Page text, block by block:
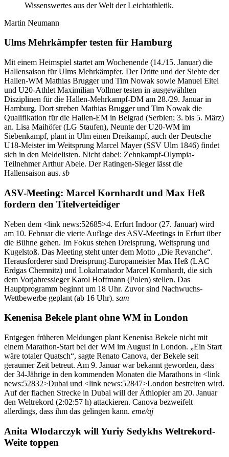
Wissenswertes aus der Welt der Leichtathletik.
Martin Neumann
Ulms Mehrkämpfer testen für Hamburg
Mit einem Heimspiel startet am Wochenende (14./15. Januar) die
Hallensaison für Ulms Mehrkämpfer. Der Dritte und der Siebte der
Hallen-WM Mathias Brugger und Tim Nowak sowie Manuel Eitel
und U20-Athlet Maximilian Vollmer testen in ausgewählten
Disziplinen für die Hallen-Mehrkampf-DM am 28./29. Januar in
Hamburg. Dort streben Mathias Brugger und Tim Nowak die
Qualifikation für die Hallen-EM in Belgrad (Serbien; 3. bis 5. März)
an. Lisa Maihöfer (LG Staufen), Neunte der U20-WM im
Siebenkampf, plant in Ulm einen Dreikampf, auch der Deutsche
U18-Meister im Weitsprung Marcel Mayer (SSV Ulm 1846) findet
sich in den Meldelisten. Nicht dabei: Zehnkampf-Olympia-
Teilnehmer Arthur Abele. Der Ratingen-Sieger lässt die
Hallensaison aus. sb
ASV-Meeting: Marcel Kornhardt und Max Heß
fordern den Titelverteidiger
Neben dem <link news:52685>4. Erfurt Indoor (27. Januar) wird
am 10. Februar die vierte Auflage des ASV-Meetings in Erfurt über
die Bühne gehen. Im Fokus stehen Dreisprung, Weitsprung und
Kugelstoß. Das Meeting steht unter dem Motto „Die Revanche“.
Herausforderer sind Dreisprung-Europameister Max Heß (LAC
Erdgas Chemnitz) und Lokalmatador Marcel Kornhardt, die sich
dem Vorjahressieger Karol Hoffmann (Polen) stellen. Das
Hauptprogramm beginnt um 18 Uhr. Zuvor sind Nachwuchs-
Wettbewerbe geplant (ab 16 Uhr). sam
Kenenisa Bekele plant ohne WM in London
Entgegen früheren Meldungen plant Kenenisa Bekele nicht mit
einem Marathon-Start bei der WM im August in London. „Ein Start
wäre totaler Quatsch“, sagte Renato Canova, der Bekele seit
geraumer Zeit betreut. Am 9. Januar war bekannt geworden, dass
der 34-Jährige in den kommenden Monaten die Marathons in <link
news:52832>Dubai und <link news:52847>London bestreiten wird.
Auf der flachen Strecke in Dubai will der Äthiopier am 20. Januar
den Weltrekord (2:02:57 h) attackieren. Canova bezweifelt
allerdings, dass ihm das gelingen kann. eme/aj
Anita Wlodarczyk will Yuriy Sedykhs Weltrekord-
Weite toppen